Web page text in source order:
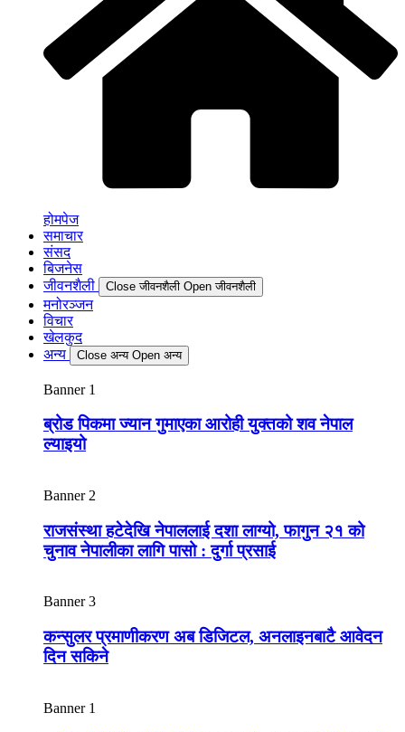
होमपेज
समाचार
संसद
बिजनेस
जीवनशैली
Close जीवनशैली Open जीवनशैली
मनोरञ्जन
विचार
खेलकुद
अन्य
Close अन्य Open अन्य
Banner 1
ब्रोड पिकमा ज्यान गुमाएका आरोही युक्तको शव नेपाल
ल्याइयो
Banner 2
राजसंस्था हटेदेखि नेपाललाई दशा लाग्यो, फागुन २१ को
चुनाव नेपालीका लागि पासो : दुर्गा प्रसाई
Banner 3
कन्सुलर प्रमाणीकरण अब डिजिटल, अनलाइनबाटै आवेदन
दिन सकिने
Banner 1